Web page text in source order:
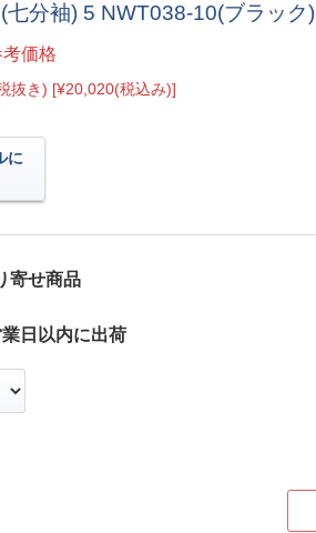
七分袖) 5 NWT038-10(ブラック)
価格
抜き) [¥20,020(税込み)]
に
寄せ商品
日以内に出荷